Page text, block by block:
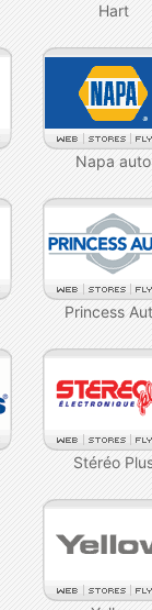
Hart
Napa auto
Princess
Stéréo